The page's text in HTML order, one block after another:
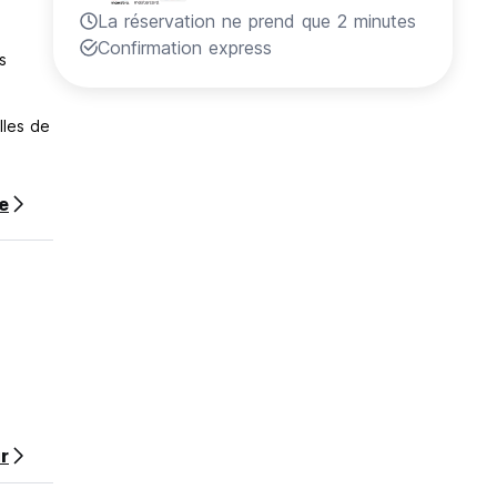
de
de
La réservation ne prend que 2 minutes
Confirmation express